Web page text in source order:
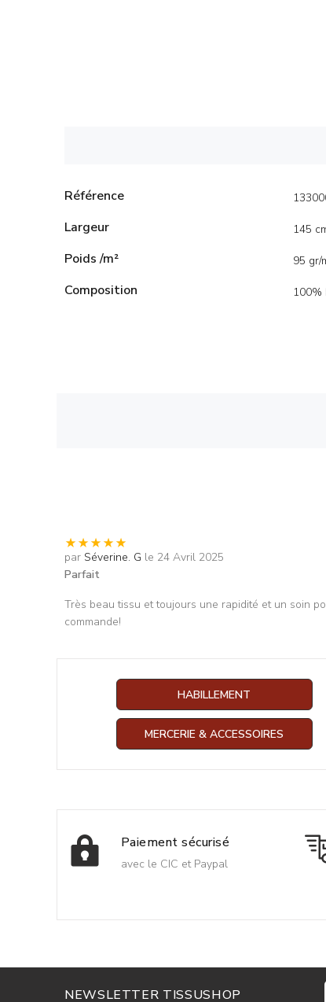
Référence
Largeur 145
Poids /m² 95 gr/
Composition 100%
par Séverine. G le 24 Avril 2025
Parfait
Très beau tissu et toujours une rapidité et un soin
commande!
HABILLEMENT
MERCERIE & ACCESSOIRES
Paiement sécurisé
avec le CIC et Paypal
NEWSLETTER TISSUSHOP